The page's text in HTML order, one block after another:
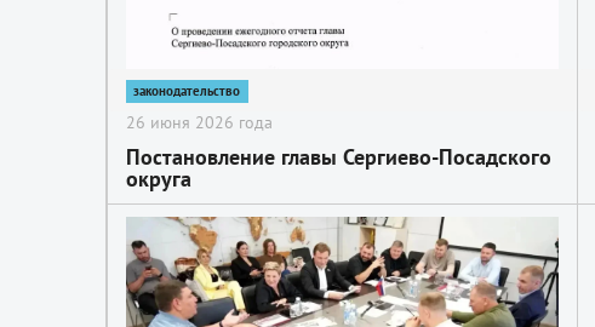
законодательство
26 июня 2026 года
Постановление главы Сергиево-Посадского
округа